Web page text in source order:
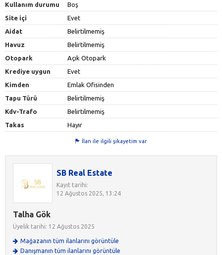
Kullanım durumu
Boş
Site içi
Evet
Aidat
Belirtilmemiş
Havuz
Belirtilmemiş
Otopark
Açık Otopark
Krediye uygun
Evet
Kimden
Emlak Ofisinden
Tapu Türü
Belirtilmemiş
Kdv-Trafo
Belirtilmemiş
Takas
Hayır
İlan ile ilgili şikayetim var
SB Real Estate
Kayıt tarihi:
12 Ağustos 2025, 13:24
Talha Gök
Üyelik tarihi: 12 Ağustos 2025
Mağazanın tüm ilanlarını görüntüle
Danışmanın tüm ilanlarını görüntüle